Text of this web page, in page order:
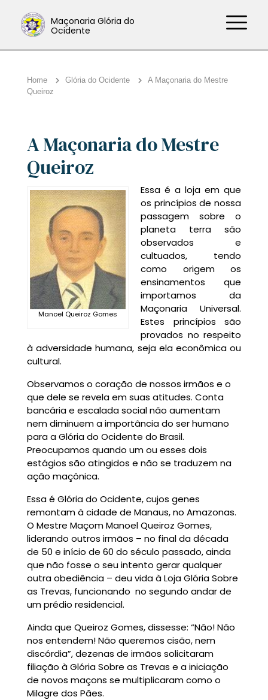
Maçonaria Glória do
Ocidente
Home Glória do Ocidente
A Maçonaria do Mestre
Queiroz
A Maçonaria do Mestre
Queiroz
Manoel Queiroz Gomes
Essa é a loja em que
os princípios de nossa
passagem sobre o
planeta terra são
observados e
cultuados, tendo
como origem os
ensinamentos que
importamos da
Maçonaria Universal.
Estes princípios são
provados no respeito
à adversidade humana, seja ela econômica ou
cultural.
Observamos o coração de nossos irmãos e o
que dele se revela em suas atitudes. Conta
bancária e escalada social não aumentam
nem diminuem a importância do ser humano
para a Glória do Ocidente do Brasil.
Preocupamos quando um ou esses dois
estágios são atingidos e não se traduzem na
ação maçônica.
Essa é Glória do Ocidente, cujos genes
remontam à cidade de Manaus, no Amazonas.
O Mestre Maçom Manoel Queiroz Gomes,
liderando outros irmãos – no final da década
de 50 e início de 60 do século passado, ainda
que não fosse o seu intento gerar qualquer
outra obediência – deu vida à Loja Glória Sobre
as Trevas, funcionando no segundo andar de
um prédio residencial.
Ainda que Queiroz Gomes, dissesse: “Não! Não
nos entendem! Não queremos cisão, nem
discórdia”, dezenas de irmãos solicitaram
filiação à Glória Sobre as Trevas e a iniciação
de novos maçons se multiplicaram como o
Milagre dos Pães.